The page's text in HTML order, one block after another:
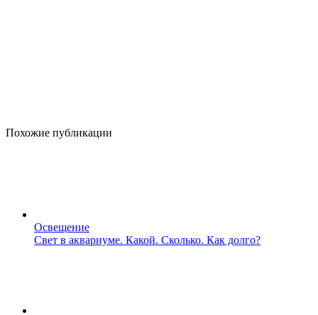
Похожие публикации
Освещение
Свет в аквариуме. Какой. Сколько. Как долго?